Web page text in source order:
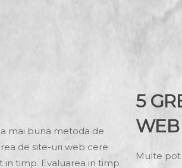
mai buna metoda de
de site-uri web cere
in timp. Evaluarea in timp
5
WEB
Multe pot